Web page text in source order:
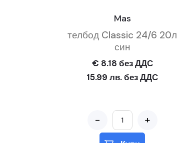
Mas
телбод Classic 24/6 20л
син
€ 8.18 без ДДС
15.99 лв. без ДДС
- +